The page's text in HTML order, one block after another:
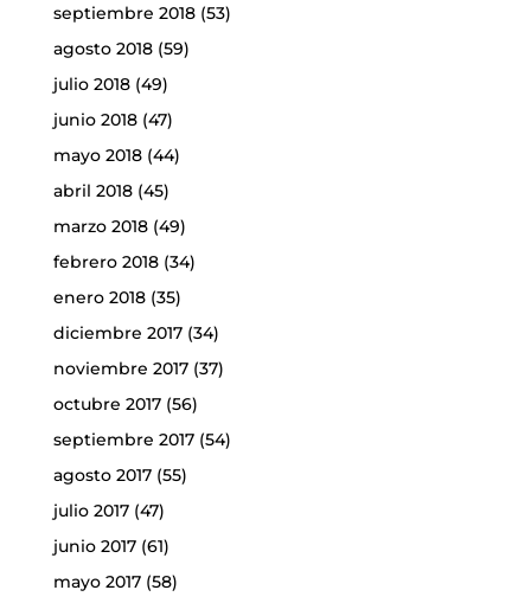
septiembre 2018(53)
agosto 2018(59)
julio 2018(49)
junio 2018(47)
mayo 2018(44)
abril 2018(45)
marzo 2018(49)
febrero 2018(34)
enero 2018(35)
diciembre 2017(34)
noviembre 2017(37)
octubre 2017(56)
septiembre 2017(54)
agosto 2017(55)
julio 2017(47)
junio 2017(61)
mayo 2017(58)